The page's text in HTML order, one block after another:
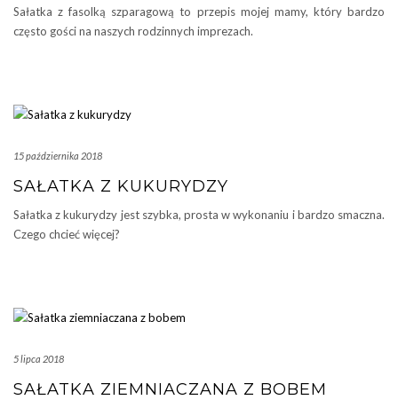
Sałatka z fasolką szparagową to przepis mojej mamy, który bardzo
często gości na naszych rodzinnych imprezach.
15 października 2018
SAŁATKA Z KUKURYDZY
Sałatka z kukurydzy jest szybka, prosta w wykonaniu i bardzo smaczna.
Czego chcieć więcej?
5 lipca 2018
SAŁATKA ZIEMNIACZANA Z BOBEM